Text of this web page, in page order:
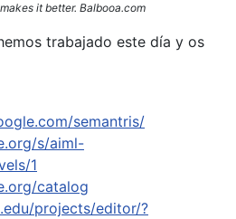
makes it better. Balbooa.com
trabajado este día y os
semantris/
s/aiml-
1
catalog
projects/editor/?